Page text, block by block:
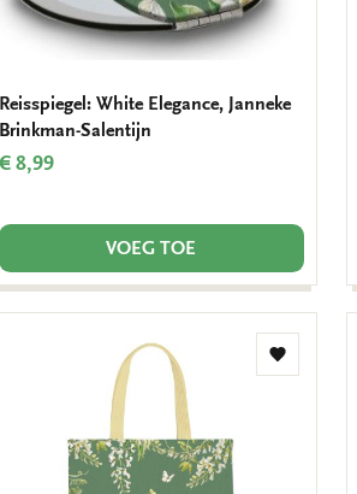
Reisspiegel: White Elegance, Janneke
Brinkman-Salentijn
€ 8,99
VOEG TOE
Toevoegen